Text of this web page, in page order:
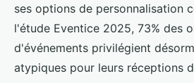
ses options de personnalisation
l'étude Eventice 2025, 73% des
d'événements privilégient
atypiques pour leurs réceptions